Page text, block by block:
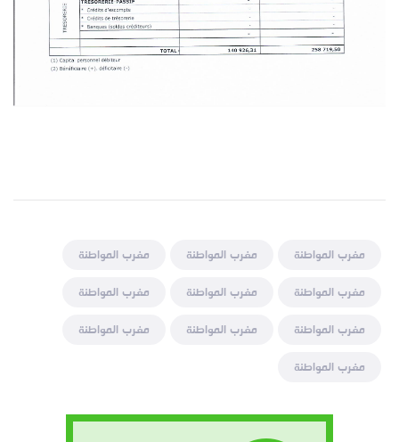
مغرب المواطنة مغرب المواطنة
مغرب المواطنة
مغرب المواطنة
مغرب المواطنة
مغرب المواطنة
مغرب المواطنة
مغرب المواطنة
مغرب المواطنة
مغرب المواطنة